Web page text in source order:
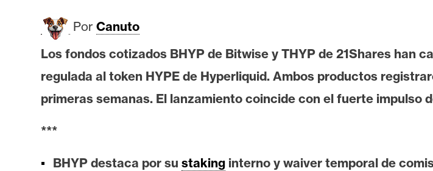
I
A
A
n
l
s
Por Canuto
Los fondos cotizados BHYP de Bitwise y THYP de 21Shares han
regulada al token HYPE de Hyperliquid. Ambos productos
primeras semanas. El lanzamiento coincide con el fuerte impulso
***
BHYP destaca por su staking interno y waiver temporal de